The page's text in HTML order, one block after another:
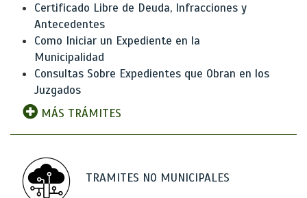
Certificado Libre de Deuda, Infracciones y
Antecedentes
Como Iniciar un Expediente en la
Municipalidad
Consultas Sobre Expedientes que Obran en los
Juzgados
MÁS TRÁMITES
TRAMITES NO MUNICIPALES